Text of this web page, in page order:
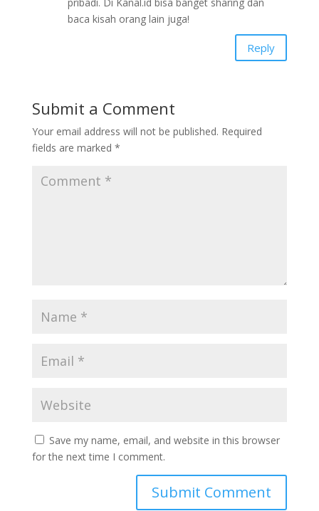
baca kisah orang lain juga!
Reply
Submit a Comment
Your email address will not be published. Required
fields are marked *
Save my name, email, and website in this browser
for the next time I comment.